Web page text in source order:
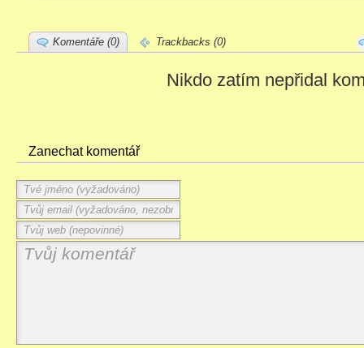
Komentáře (0) Trackbacks (0)
Nikdo zatím nepřidal
Zanechat komentář